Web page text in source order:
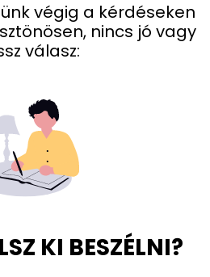
végig a kérdéseken
nincs jó vagy
válasz:
KI BESZÉLNI?